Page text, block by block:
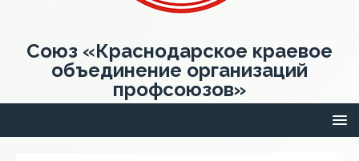
Союз «Краснодарское краевое
объединение организаций
профсоюзов»